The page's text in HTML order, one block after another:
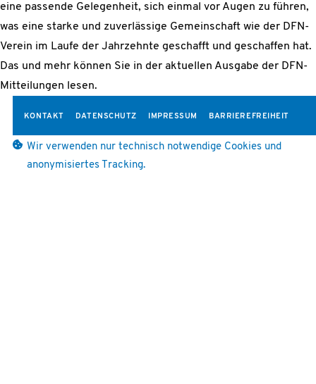
eine passende Gelegenheit, sich einmal vor Augen zu führen,
was eine starke und zuverlässige Gemeinschaft wie der DFN-
Verein im Laufe der Jahrzehnte geschafft und geschaffen hat.
Das und mehr können Sie in der aktuellen Ausgabe der DFN-
Mitteilungen lesen.
KONTAKT DATENSCHUTZ IMPRESSUM BARRIEREFREIHEIT
Wir verwenden nur technisch notwendige Cookies und
anonymisiertes Tracking.